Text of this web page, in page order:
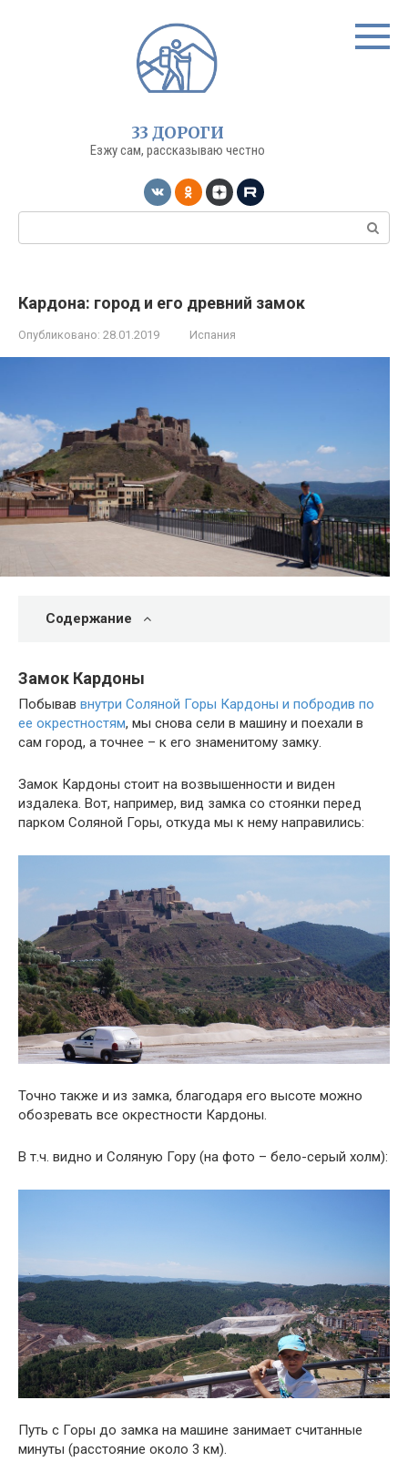
33 ДОРОГИ
Езжу сам, рассказываю честно
Поиск:
Кардона: город и его древний замок
Опубликовано: 28.01.2019 Испания
Содержание
Замок Кардоны
Побывав внутри Соляной Горы Кардоны и побродив по
ее окрестностям, мы снова сели в машину и поехали в
сам город, а точнее – к его знаменитому замку.
Замок Кардоны стоит на возвышенности и виден
издалека. Вот, например, вид замка со стоянки перед
парком Соляной Горы, откуда мы к нему направились:
Точно также и из замка, благодаря его высоте можно
обозревать все окрестности Кардоны.
В т.ч. видно и Соляную Гору (на фото – бело-серый холм):
Путь с Горы до замка на машине занимает считанные
минуты (расстояние около 3 км).